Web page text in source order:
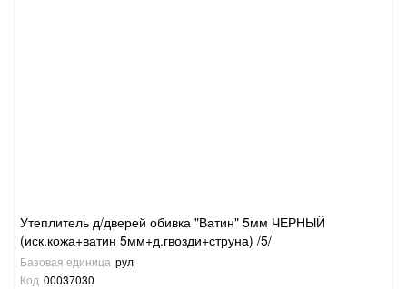
Утеплитель д/дверей обивка "Ватин" 5мм ЧЕРНЫЙ
(иск.кожа+ватин 5мм+д.гвозди+струна) /5/
Базовая единица рул
Код 00037030